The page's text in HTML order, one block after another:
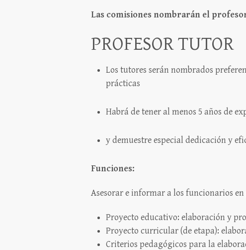
Las comisiones nombrarán el
PROFESOR TUTOR
Los tutores serán nombrados
prácticas
Habrá de tener al menos 5 años de
y demuestre especial dedicación y
Funciones:
Asesorar e informar a los funcionarios
Proyecto educativo: elaboración y
Proyecto curricular (de etapa):
Criterios pedagógicos para la